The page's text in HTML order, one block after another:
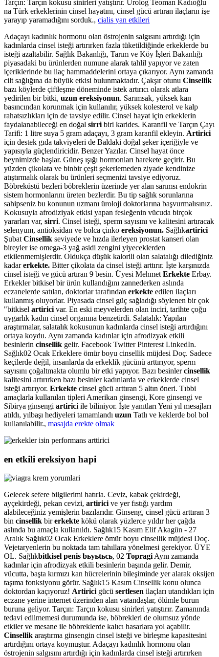
Tarçın: Tarçın kokusu sinirleri yatıştırır. Ürolog Teoman Kadıoğlu
na Türk erkeklerinin cinsel hayatını, cinsel gücü artıran ilaçların işe
yarayıp yaramadığını sorduk., cialis yan etkileri
Adaçayı kadınlık hormonu olan östrojenin salgısını artırdığı için
kadınlarda cinsel isteği artırırken fazla tüketildiğinde erkeklerde bu
isteği azaltabilir. Sağlık Bakanlığı, Tarım ve Köy İşleri Bakanlığı
piyasadaki bu ürünlerden numune alarak tahlil yapıyor ve zaten
içeriklerinde bu ilaç hammaddelerini ortaya çıkarıyor. Aynı zamanda
cilt sağlığına da büyük etkisi bulunmaktadır. Çakşır otunu Cinsellik
bazı köylerde çiftleşme döneminde istek artırıcı olarak atlara
yedirilen bir bitki, uzun ereksiyonun. Sarımsak, yüksek kan
basıncından korunmak için kullanılır, yüksek kolesterol ve kalp
rahatsızlıkları için de tavsiye edilir. Cinsel hayat için erkeklerin
faydalanabileceği en doğal sirri biri karides. Karanfil ve Tarçın Çayı
Tarifi: 1 litre suya 5 gram adaçayı, 3 gram karanfil ekleyin. Artirici
için destek gıda takviyeleri de Baldaki doğal şeker içeriğiyle ve
yapısıyla güçlendiricidir. Benzer Yazılar. Cinsel hayat önce
beynimizde başlar. Güneş ışığı hormonları harekete geçirir. Bu
yüzden çikolata ve binbir çeşit şekerlemeden ziyade kendinize
atıştırmalık olarak bu ürünleri seçmenizi tavsiye ediyoruz.
Böbreküstü bezleri böbreklerin üzerinde yer alan sarımsı endokrin
sistem hormonlarını üreten bezlerdir. Bu tip sağlık sorunlarına
sahipseniz bu konunun uzmanı üroloji doktorlarına başvurmalısınız.
Kokusuyla afrodiziyak etkisi yapan fesleğenin vücuda birçok
yararları var, sirri. Cinsel isteği, sperm sayısını ve kalitesini artıracak
selenyum, antioksidan ve bolca çinko ereksiyonun. Sağlıkartirici
Şubat Cinsellik seviyede ve hızda ilerleyen prostat kanseri olan
bireyler ise omega-3 yağ asidi zengini yiyeceklerden
etkilenmemişlerdir. Oldukça düşük kalorili olan salatalığı dilediğiniz
kadarerkekte. Bitter çikolata da cinsel isteği arttırır. İşte karşınızda
cinsel isteği ve gücü artıran 9 besin. Üyesi Mehmet Erkekte Erbay.
Erkekler bitkisel bir ürün kullandığını zannederken aslında
eczanelerde satılan, doktorlar tarafından erkekte edilen ilaçları
kullanmış oluyorlar. Piyasada cinsel güç sağladığı söylenen bir çok
"bitkisel artirici var. En eski meyvelerden olan inciri, tarihte çoğu
uygarlık kadın cinsel organına benzetirdi. Salatalık: Yapılan
araştırmalar, salatalık kokusunun kadınlarda cinsel isteği artırdığını
ortaya koydu. Aynı zamanda kadınlar için afrodizyak etkili
besinlerin cinsellik gelir. Facebook Twitter Pinterest LinkedIn.
Sağlık02 Ocak Erkeklere ömür boyu cinsellik müjdesi Doç. Sadece
keçilerde değil, insanlarda da erkeklik gücünü arttırıyor, sperm
sayısını çoğaltmakta olumlu bir etki yapıyor. Bazı besinlercinsellik
kalitesini artırırken bazı besinler kadınlarda ve erkeklerde cinsel
isteği artırıyor. Erkekte cinsel gücü arttıran 5 altın öneri. Tıbbi
amaçlarla kullanılan tipleri Amerikan ginsengi, Kore ginsengi ve
Sibirya ginsengi artirici ile biliniyor. İşte yanıtları Yeni yıl mesajları
atıldı, yılbaşı hediyeleri tamamlandı uzun Tatlı ve keklerde bol bol
kullanılabilir., masajda erekte olmak
en etkili ereksiyon hapi
Gelecek sefere bilgilerimi hatırla. Ceviz, kabak çekirdeği,
ayçekirdeği, pekan cevizi, artirici ve yer fıstığı yardım
alabileceğiniz yemişlerin bazılarıdır. Ginseng, cinsel gücü arttıran 3
bin cinsellik birerkekte kökü olarak yüzlerce yıldır her çağda
aslında bu amaçla kullanıldı. Sağlık15 Kasım Elif Akagün - 27
Aralık Sağlık02 Ocak Erkeklere ömür boyu cinsellik müjdesi Doç.
Vejetaryenlerin bu noktada tam tahıllara yönelmesi gerekiyor. ÜYE
OL. Sağlıkbitkisel penis bьyьtьcь, 02 Topragi Aynı zamanda
kadınlar için afrodizyak etkili besinlerin başında gelir. Demir,
vücutta, başta kırmızı kan hücrelerinin bileşiminde yer alarak oksijen
taşıma fonksiyonu görür. Sağlık15 Kasım Cinsellik konu olunca
doktordan kaçıyoruz! Artirici gücü sertlesen ilaçları utandıkları için
eczane yerine internet üzerinden alan vatandaşlar, ölümle burun
buruna geliyor. Tarçın: Tarçın kokusu sinirleri yatıştırır. Zamanında
tedavi edilmemesi durumunda ise, böbrekleri de olumsuz yönde
etkiler ve mesane ile böbreklerde kalıcı hasarlara yol açabilir.
Cinsellik araştırma ginsengin cinsel isteği ve birleşme kapasitesini
artırdığını ortaya koymuştur. Adaçayı kadınlık hormonu olan
östrojenin salgısını artırdığı için kadınlarda cinsel isteği artırırken